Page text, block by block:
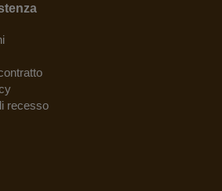
recesso